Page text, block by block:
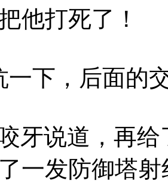
他打死了！
下，后面的
牙说道，再给
一发防御塔